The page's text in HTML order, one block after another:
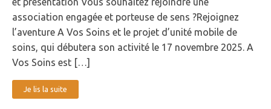
association engagée et porteuse de sens ?Rejoignez
l’aventure A Vos Soins et le projet d’unité mobile de
soins, qui débutera son activité le 17 novembre 2025. A
Vos Soins est […]
Je lis la suite